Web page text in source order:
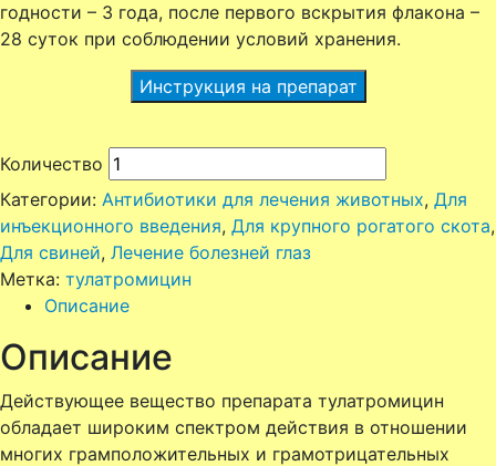
годности – 3 года, после первого вскрытия флакона –
28 суток при соблюдении условий хранения.
Инструкция на препарат
Количество
Категории: Антибиотики для лечения животных, Для
инъекционного введения, Для крупного рогатого скота,
Для свиней, Лечение болезней глаз
Метка: тулатромицин
Описание
Описание
Действующее вещество препарата тулатромицин
обладает широким спектром действия в отношении
многих грамположительных и грамотрицательных